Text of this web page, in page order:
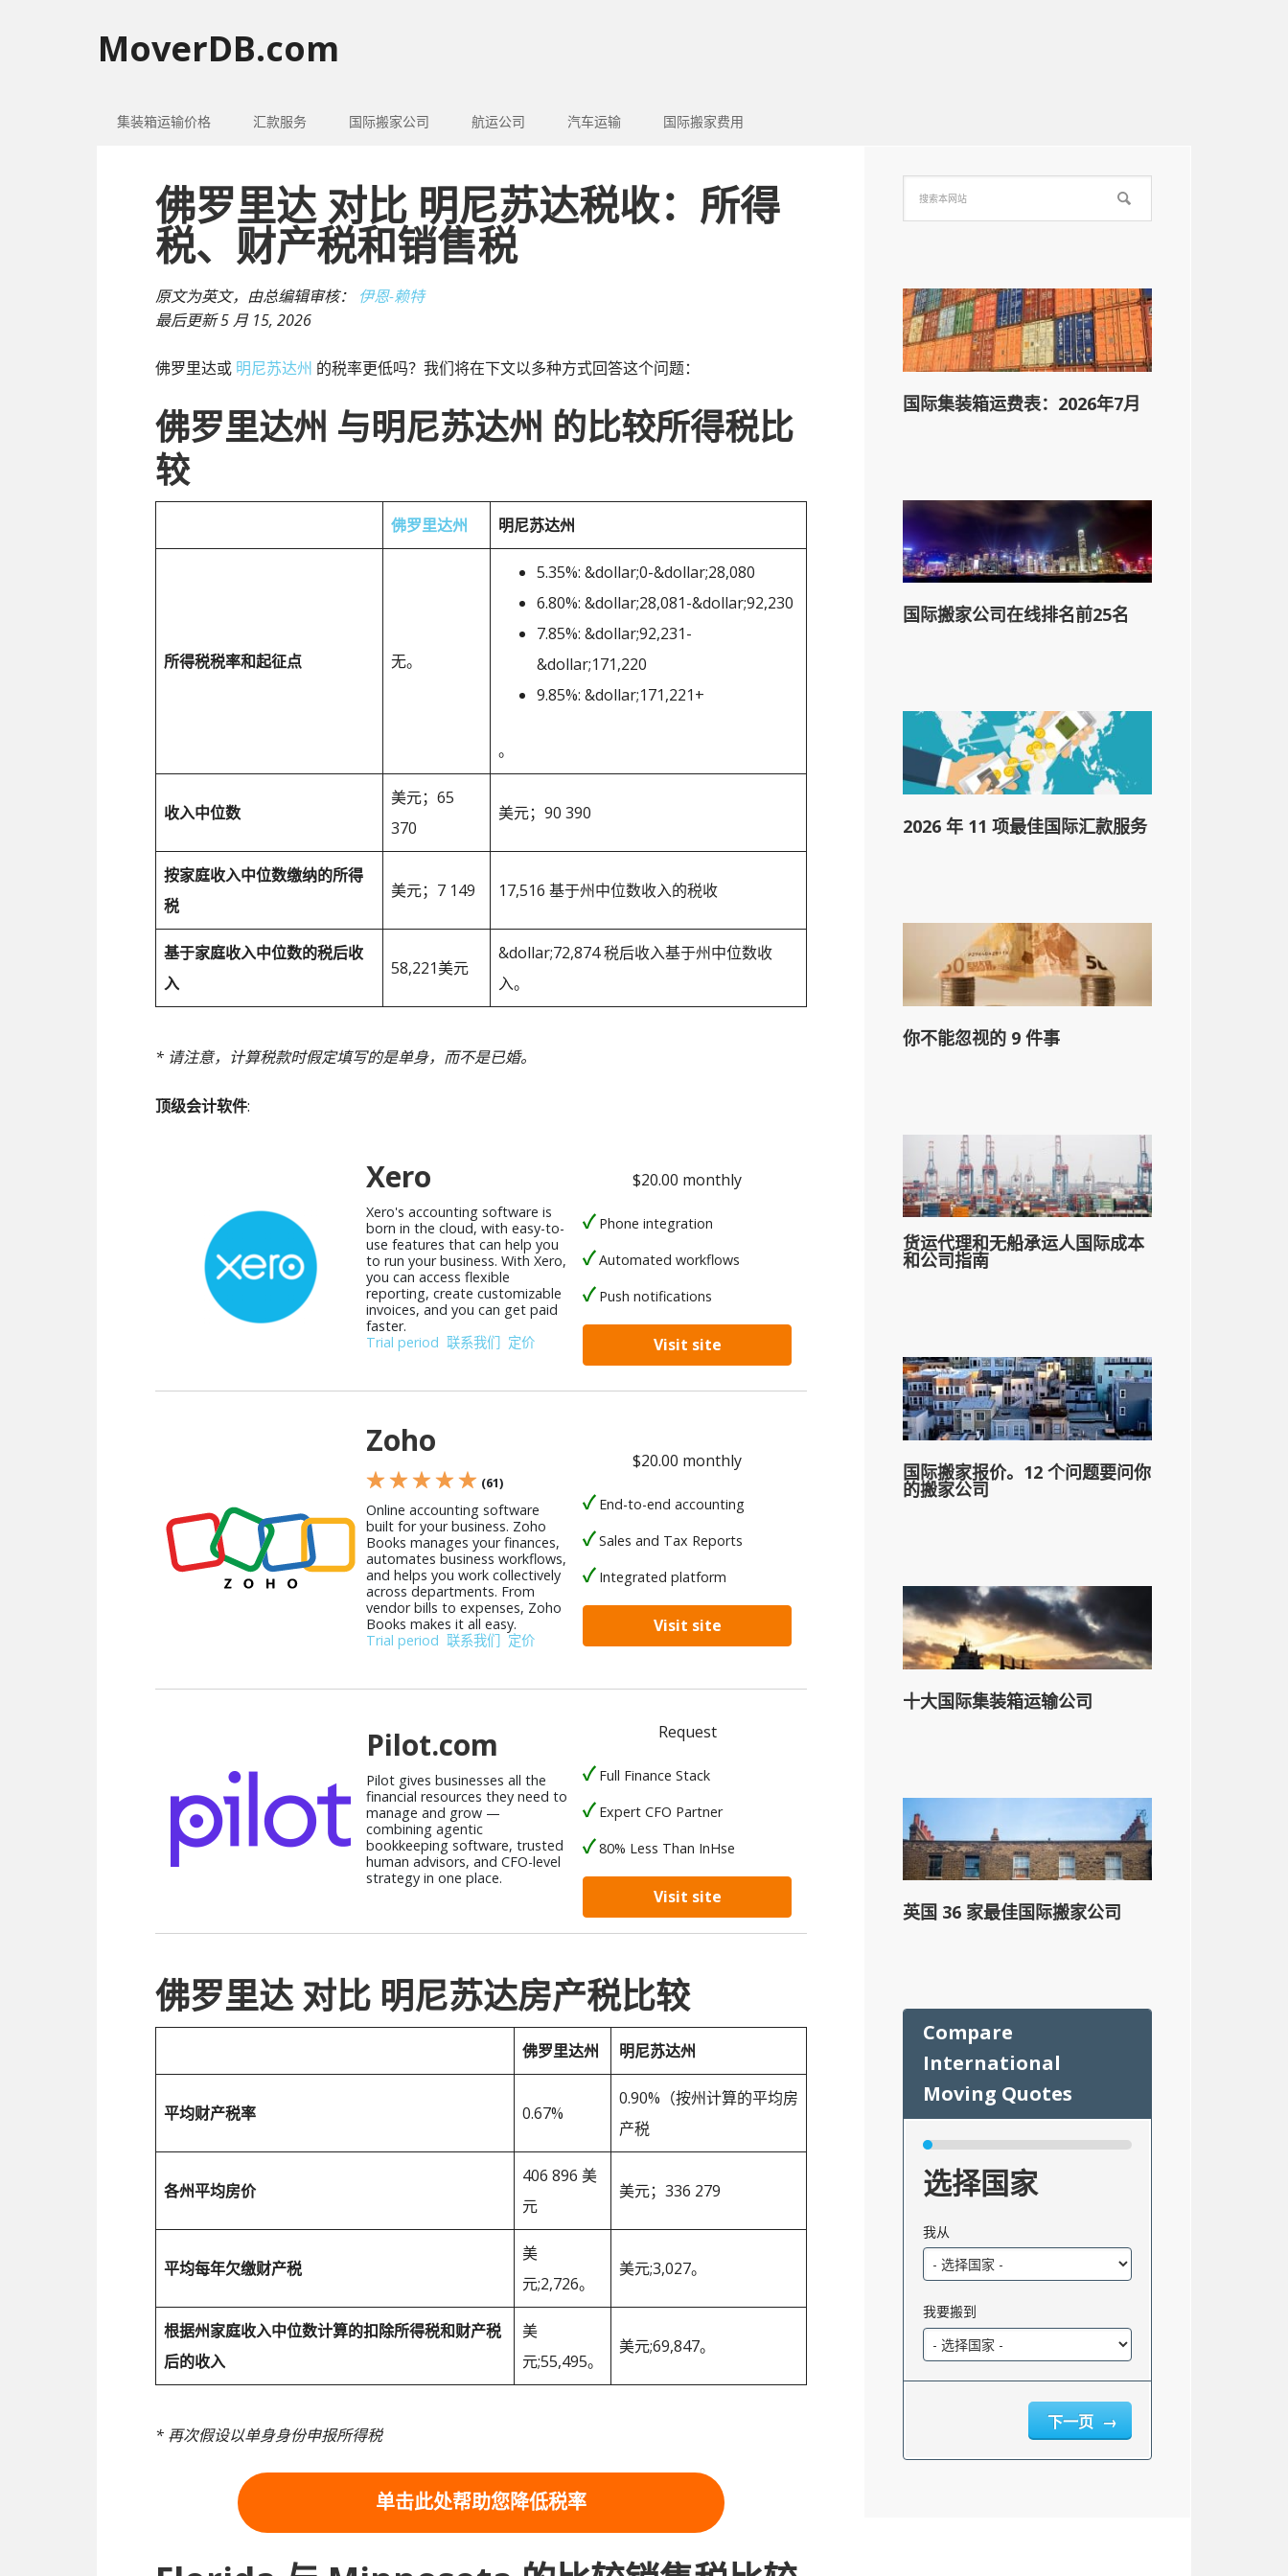
MoverDB.com
集装箱运输价格 汇款服务 国际搬家公司 航运公司 汽车运输 国际搬家费用
佛罗里达 对比 明尼苏达税收：所得
税、财产税和销售税
原文为英文，由总编辑审核： 伊恩-赖特
最后更新5 月 15, 2026
佛罗里达或 明尼苏达州 的税率更低吗？我们将在下文以多种方式回答这个问题：
佛罗里达州 与明尼苏达州 的比较所得税比
较
佛罗里达州 明尼苏达州
所得税税率和起征点 无。
5.35%: &dollar;0-&dollar;28,080
6.80%: &dollar;28,081-&dollar;92,230
7.85%: &dollar;92,231-
&dollar;171,220
9.85%: &dollar;171,221+
。
收入中位数
美元；65
370
美元；90 390
按家庭收入中位数缴纳的所得
税
美元；7 149 17,516 基于州中位数收入的税收
基于家庭收入中位数的税后收
入
58,221美元
&dollar;72,874 税后收入基于州中位数收
入。
* 请注意，计算税款时假定填写的是单身，而不是已婚。
顶级会计软件:
Xero
Xero's accounting software is
born in the cloud, with easy-to-
use features that can help you
to run your business. With Xero,
you can access flexible
reporting, create customizable
invoices, and you can get paid
faster.
Trial period 联系我们 定价
$20.00 monthly
Phone integration
Automated workflows
Push notifications
Visit site
Zoho
★ ★ ★ ★ ★ (61)
Online accounting software
built for your business. Zoho
Books manages your finances,
automates business workflows,
and helps you work collectively
across departments. From
vendor bills to expenses, Zoho
Books makes it all easy.
Trial period 联系我们 定价
$20.00 monthly
End-to-end accounting
Sales and Tax Reports
Integrated platform
Visit site
Pilot.com
Pilot gives businesses all the
financial resources they need to
manage and grow —
combining agentic
bookkeeping software, trusted
human advisors, and CFO-level
strategy in one place.
Request
Full Finance Stack
Expert CFO Partner
80% Less Than InHse
Visit site
佛罗里达 对比 明尼苏达房产税比较
佛罗里达州 明尼苏达州
平均财产税率 0.67%
0.90%（按州计算的平均房
产税
各州平均房价
406 896 美
元
美元；336 279
平均每年欠缴财产税
美
元;2,726。
美元;3,027。
根据州家庭收入中位数计算的扣除所得税和财产税
后的收入
美
元;55,495。
美元;69,847。
* 再次假设以单身身份申报所得税
单击此处帮助您降低税率
国际集装箱运费表：2026年7月
国际搬家公司在线排名前25名
2026 年 11 项最佳国际汇款服务
你不能忽视的 9 件事
货运代理和无船承运人国际成本
和公司指南
国际搬家报价。12 个问题要问你
的搬家公司
十大国际集装箱运输公司
英国 36 家最佳国际搬家公司
选择国家
我从
我要搬到
下一页